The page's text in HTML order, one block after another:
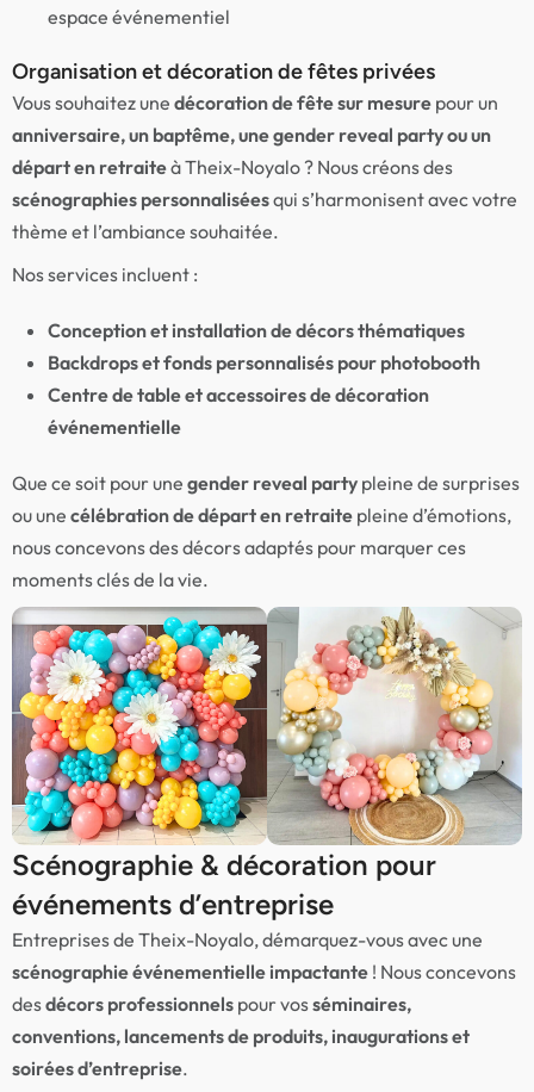
espace événementiel
Organisation et décoration de fêtes privées
Vous souhaitez une décoration de fête sur mesure pour un
anniversaire, un baptême, une gender reveal party ou un
départ en retraiteà Theix-Noyalo ? Nous créons des
scénographies personnaliséesqui s’harmonisent avec votre
thème et l’ambiance souhaitée.
Nos services incluent :
Conception et installation de décors thématiques
Backdrops et fonds personnalisés pour photobooth
Centre de table et accessoires de décoration
événementielle
Que ce soit pour une gender reveal party pleine de surprises
ou une célébration de départ en retraite pleine d’émotions,
nous concevons des décors adaptés pour marquer ces
moments clés de la vie.
Scénographie & décoration pour
événements d’entreprise
Entreprises de Theix-Noyalo, démarquez-vous avec une
scénographie événementielle impactante ! Nous concevons
desdécors professionnels pour vosséminaires,
conventions, lancements de produits, inaugurations et
soirées d’entreprise.